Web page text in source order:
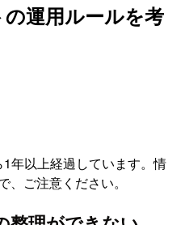
運用ルールを考
年以上経過しています。情
ご注意ください。